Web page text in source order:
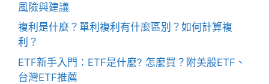
風險與建議
複利是什麼？單利複利有什麼區別？如何計算複
利？
ETF新手入門：ETF是什麼? 怎麼買？附美股ETF、
台灣ETF推薦